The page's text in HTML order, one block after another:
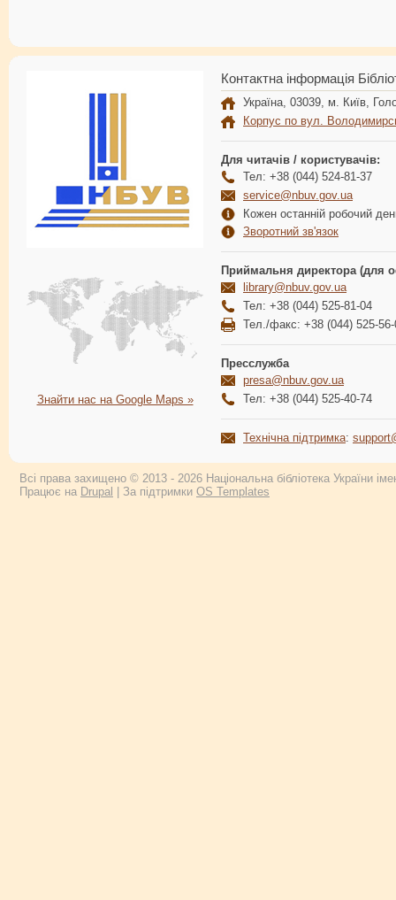
Знайти нас на Google Maps »
Контактна інформація
Україна, 03039, м. Київ,
Корпус по вул.
Для читачів / користувачів:
Тел: +38 (044) 524-81-37
service@nbuv.gov.ua
Кожен останній робочий
Зворотний зв'язок
Приймальня директора (для
library@nbuv.gov.ua
Тел: +38 (044) 525-81-04
Тел./факс: +38 (044) 525-56-
Пресслужба
presa@nbuv.gov.ua
Тел: +38 (044) 525-40-74
Технічна підтримка:
Всі права захищено © 2013 - 2026 Національна бібліотека України
Працює на Drupal | За підтримки OS Templates